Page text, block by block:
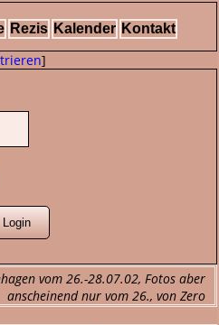
Rezis Kalender Kontakt
]
vom 26.-28.07.02, Fotos aber
anscheinend nur vom 26., von Zero